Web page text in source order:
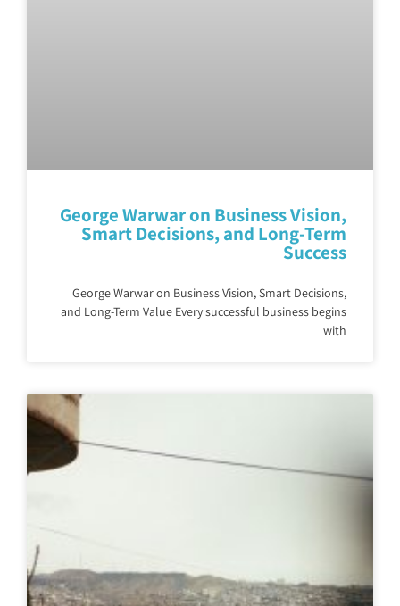
George Warwar on Business Vision,
Smart Decisions, and Long-Term
Success
George Warwar on Business Vision, Smart Decisions,
and Long-Term Value Every successful business begins
with